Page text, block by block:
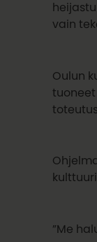
vain
Oulun
tuoneet
”Me